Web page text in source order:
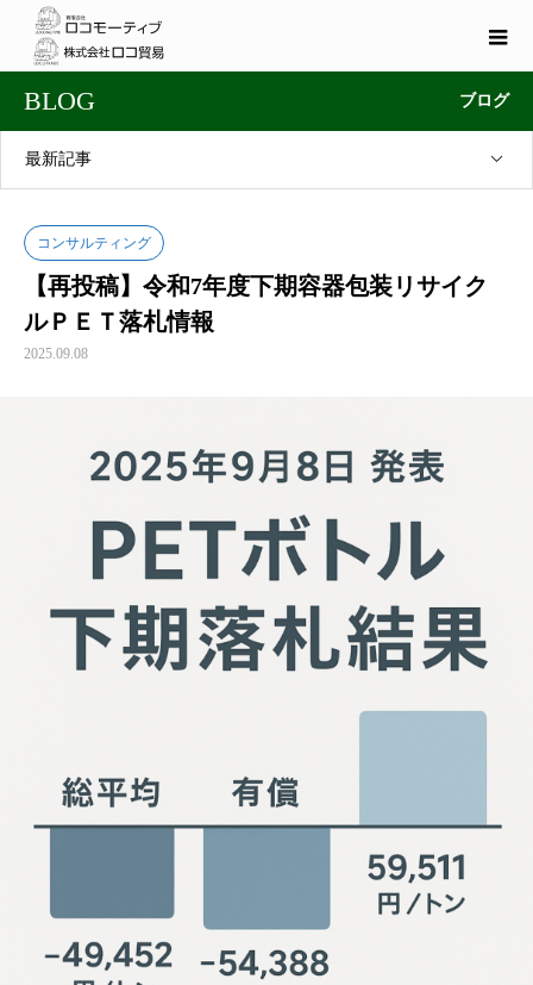
BLOG ブログ
最新記事
コンサルティング
【再投稿】令和7年度下期容器包装リサイク
ルＰＥＴ落札情報
2025.09.08